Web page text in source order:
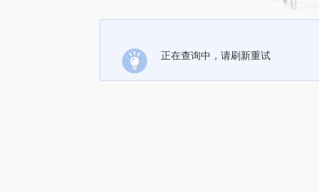
正在查询中，请刷新重试